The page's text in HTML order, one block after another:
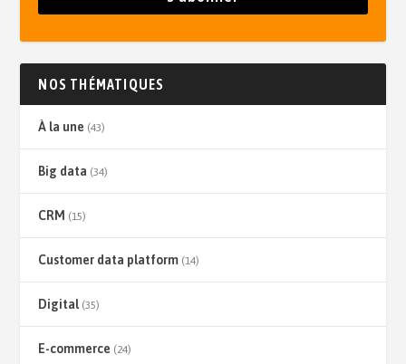
NOS THÉMATIQUES
À la une (43)
Big data (34)
CRM (15)
Customer data platform (14)
Digital(35)
E-commerce (24)